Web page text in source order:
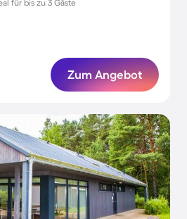
für bis zu 3 Gäste
Zum Angebot